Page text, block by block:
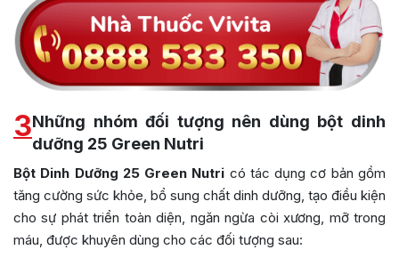
3Những nhóm đối tượng nên dùng bột dinh
dưỡng 25 Green Nutri
Bột Dinh Dưỡng 25 Green Nutri có tác dụng cơ bản gồm
tăng cường sức khỏe, bổ sung chất dinh dưỡng, tạo điều kiện
cho sự phát triển toàn diện, ngăn ngừa còi xương, mỡ trong
máu, được khuyên dùng cho các đối tượng sau: